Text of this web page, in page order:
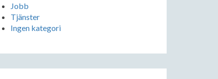
Jobb
Tjänster
Ingen kategori